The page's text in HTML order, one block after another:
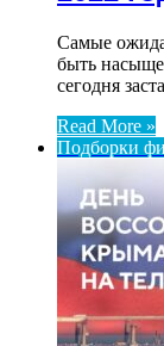
Самые
быть
сегодня
Read More »
Подборки